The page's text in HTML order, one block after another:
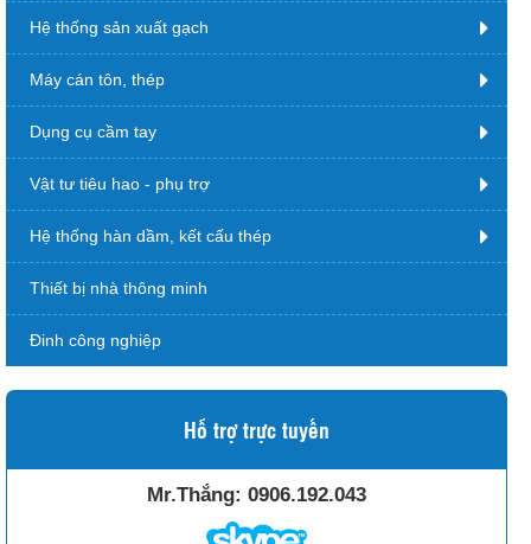
Hệ thống sản xuất gạch
Máy cán tôn, thép
Dụng cụ cầm tay
Vật tư tiêu hao - phụ trợ
Hệ thống hàn dầm, kết cấu thép
Thiết bị nhà thông minh
Đinh công nghiệp
Hỗ trợ trực tuyến
Mr.Thắng: 0906.192.043